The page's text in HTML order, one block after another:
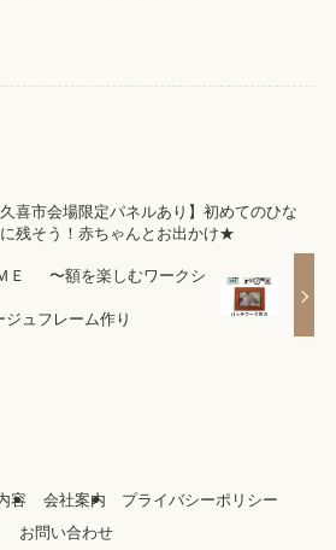
久喜市会場限定パネルあり】初めてのひな
残そう！赤ちゃんとお出かけ★
Ｅ 〜額を楽しむワークシ
ュフレーム作り
容 会社案内
プライバシーポリシー
お問い合わせ